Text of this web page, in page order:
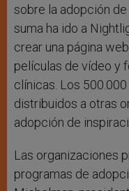
sobre la adopción
suma ha ido a
crear una página
películas de vídeo y
clínicas. Los
distribuidos a otras
adopción de
Las organizaciones
programas de